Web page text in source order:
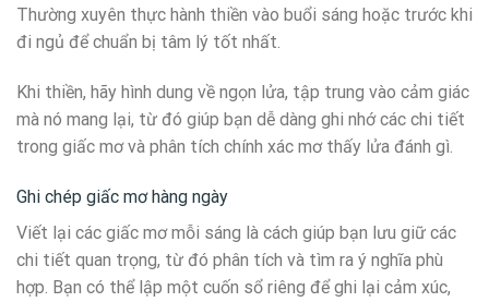
Thường xuyên thực hành thiền vào buổi sáng hoặc trước khi
đi ngủ để chuẩn bị tâm lý tốt nhất.
Khi thiền, hãy hình dung về ngọn lửa, tập trung vào cảm giác
mà nó mang lại, từ đó giúp bạn dễ dàng ghi nhớ các chi tiết
trong giấc mơ và phân tích chính xác mơ thấy lửa đánh gì.
Ghi chép giấc mơ hàng ngày
Viết lại các giấc mơ mỗi sáng là cách giúp bạn lưu giữ các
chi tiết quan trọng, từ đó phân tích và tìm ra ý nghĩa phù
hợp. Bạn có thể lập một cuốn sổ riêng để ghi lại cảm xúc,